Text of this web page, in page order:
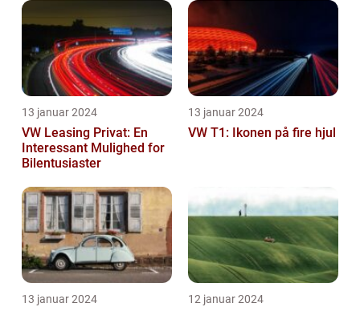
13 januar 2024
VW Leasing Privat: En
Interessant Mulighed for
Bilentusiaster
13 januar 2024
VW T1: Ikonen på fire hjul
13 januar 2024 12 januar 2024